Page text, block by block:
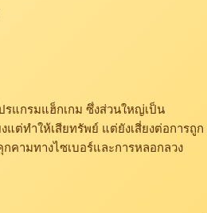
รแกรมแฮ็กเกม ซึ่งส่วนใหญ่เป็น
แต่ทำให้เสียทรัพย์ แต่ยังเสี่ยงต่อการถูก
กคามทางไซเบอร์และการหลอกลวง